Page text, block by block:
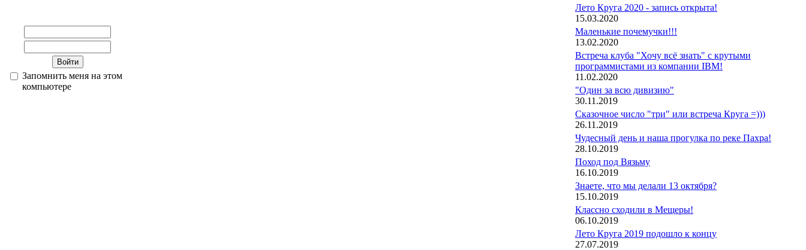
Запомнить меня на этом
компьютере
Лето Круга 2020 - запись открыта!
15.03.2020
Маленькие почемучки!!!
13.02.2020
Встреча клуба "Хочу всё знать" с крутыми
программистами из компании IBM!
11.02.2020
"Один за всю дивизию"
30.11.2019
Сказочное число "три" или встреча Круга =)))
26.11.2019
Чудесный день и наша прогулка по реке Пахра!
28.10.2019
Поход под Вязьму
16.10.2019
Знаете, что мы делали 13 октября?
15.10.2019
Классно сходили в Мещеры!
06.10.2019
Лето Круга 2019 подошло к концу
27.07.2019